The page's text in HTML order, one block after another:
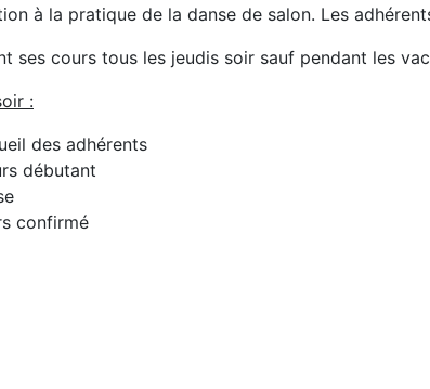
à la pratique de la danse de salon. Les
ses cours tous les jeudis soir sauf pendant les
:
des adhérents
débutant
confirmé